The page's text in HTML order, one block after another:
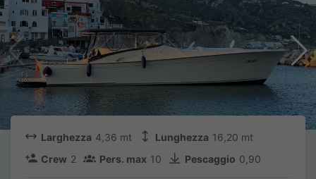
Larghezza 4,36 mt Lunghezza 16,20 mt
Crew 2 Pers. max 10 Pescaggio 0,90